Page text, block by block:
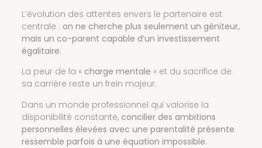
L’évolution des attentes envers le partenaire est
centrale : on ne cherche plus seulement un géniteur,
mais un co-parent capable d’un investissement
égalitaire.
La peur de la « charge mentale » et du sacrifice de
sa carrière reste un frein majeur.
Dans un monde professionnel qui valorise la
disponibilité constante, concilier des ambitions
personnelles élevées avec une parentalité présente
ressemble parfois à une équation impossible.